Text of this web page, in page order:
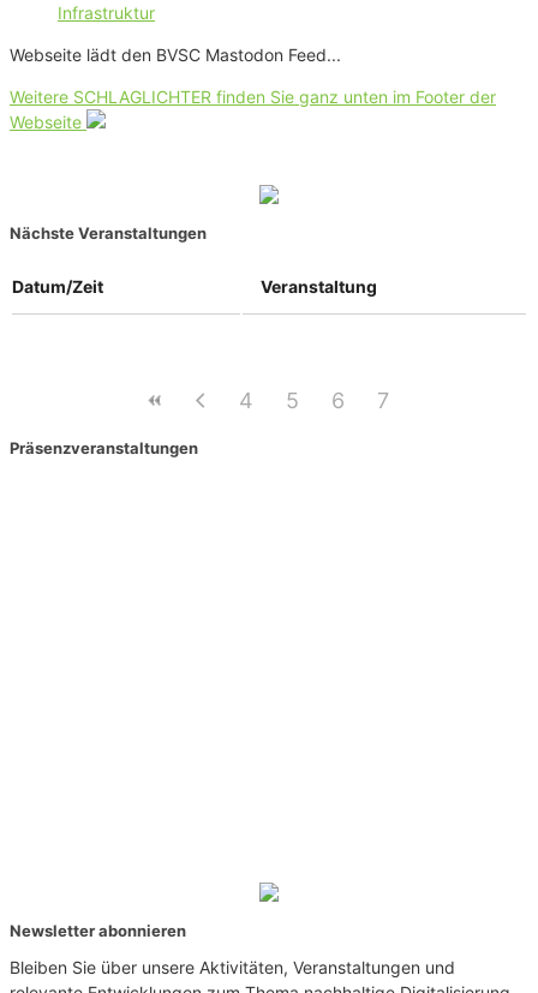
Infrastruktur
Webseite lädt den BVSC Mastodon Feed...
Weitere SCHLAGLICHTER finden Sie ganz unten im Footer der
Webseite
Nächste Veranstaltungen
Datum/Zeit Veranstaltung
4 5 6 7
Präsenzveranstaltungen
Newsletter abonnieren
Bleiben Sie über unsere Aktivitäten, Veranstaltungen und